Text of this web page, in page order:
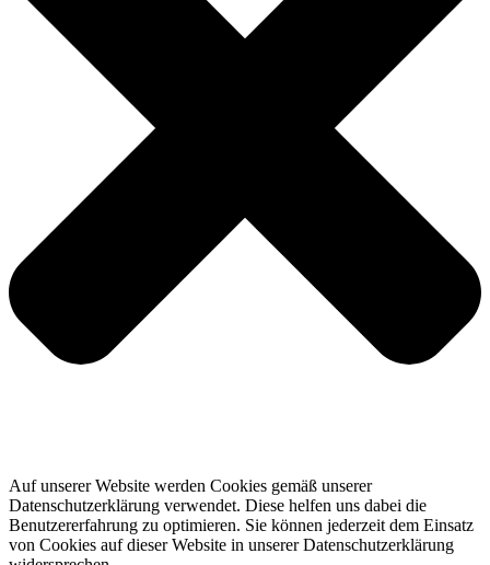
Auf unserer Website werden Cookies gemäß unserer
Datenschutzerklärung verwendet. Diese helfen uns dabei die
Benutzererfahrung zu optimieren. Sie können jederzeit dem Einsatz
von Cookies auf dieser Website in unserer Datenschutzerklärung